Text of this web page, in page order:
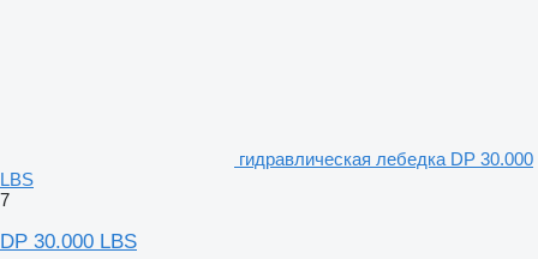
гидравлическая лебедка DP 30.000
LBS
7
DP 30.000 LBS